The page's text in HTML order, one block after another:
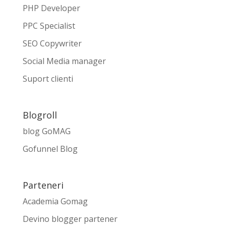
PHP Developer
PPC Specialist
SEO Copywriter
Social Media manager
Suport clienti
Blogroll
blog GoMAG
Gofunnel Blog
Parteneri
Academia Gomag
Devino blogger partener